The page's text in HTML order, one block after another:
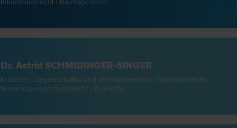
Immobilien­recht | Bauträger­recht
Dr. Astrid SCHMIDINGER-SINGER
Erb­recht | Liegenschafts- und Immobilien­recht | Bauträger­recht |
Wohnungseigentums­recht | Zivil­recht